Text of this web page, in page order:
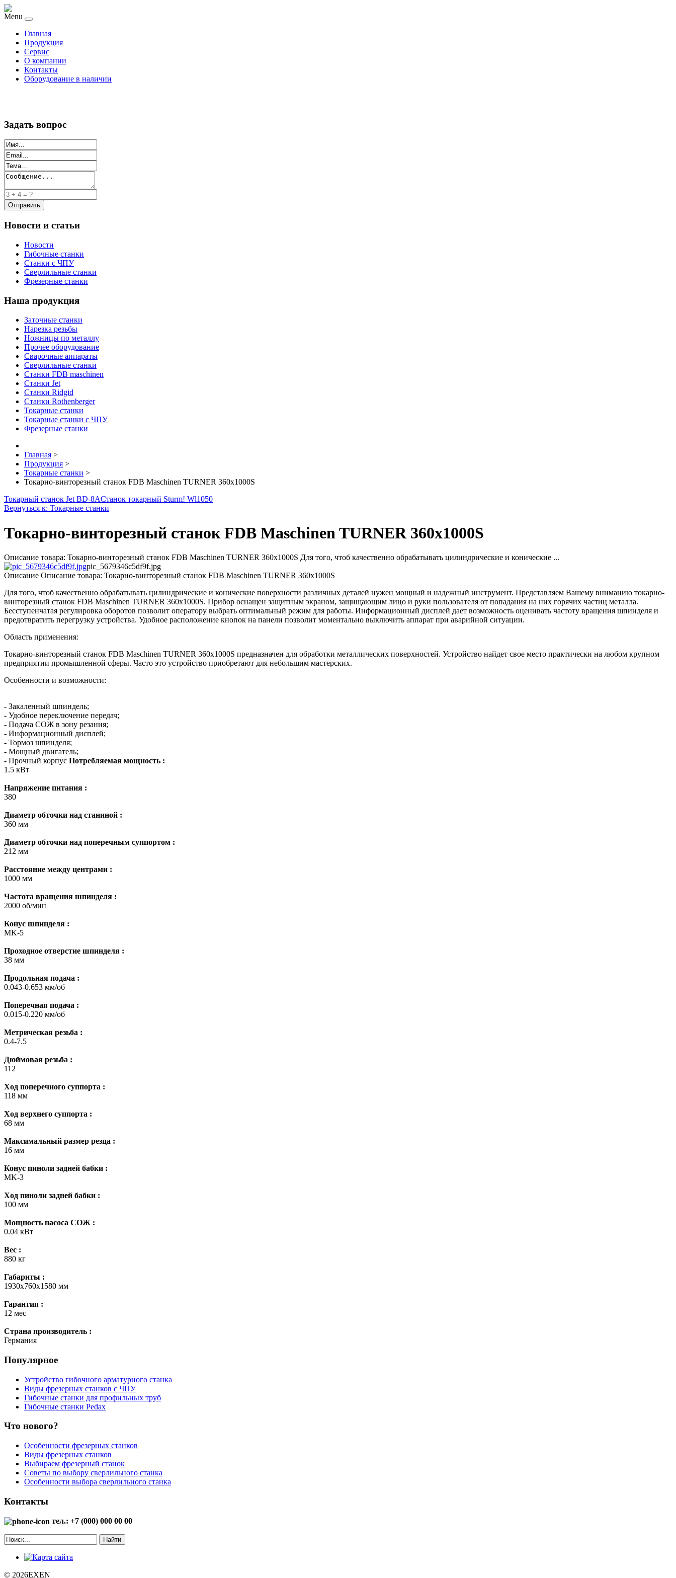
Menu
Главная
Продукция
Сервис
О компании
Контакты
Оборудование в наличии
Задать вопрос
Новости и статьи
Новости
Гибочные станки
Станки с ЧПУ
Сверлильные станки
Фрезерные станки
Наша продукция
Заточные станки
Нарезка резьбы
Ножницы по металлу
Прочее оборудование
Сварочные аппараты
Сверлильные станки
Станки FDB maschinen
Станки Jet
Станки Ridgid
Станки Rothenberger
Токарные станки
Токарные станки с ЧПУ
Фрезерные станки
Главная >
Продукция >
Токарные станки >
Токарно-винторезный станок FDB Maschinen TURNER 360x1000S
Токарный станок Jet BD-8AСтанок токарный Sturm! Wl1050
Вернуться к: Токарные станки
Токарно-винторезный станок FDB Maschinen TURNER 360x1000S
Описание товара: Токарно-винторезный станок FDB Maschinen TURNER 360x1000S Для того, чтоб качественно обрабатывать цилиндрические и конические ...
pic_5679346c5df9f.jpg
Описание Описание товара: Токарно-винторезный станок FDB Maschinen TURNER 360x1000S
Для того, чтоб качественно обрабатывать цилиндрические и конические поверхности различных деталей нужен мощный и надежный инструмент. Представляем Вашему вниманию токарно-
винторезный станок FDB Maschinen TURNER 360x1000S. Прибор оснащен защитным экраном, защищающим лицо и руки пользователя от попадания на них горячих частиц металла.
Бесступенчатая регулировка оборотов позволит оператору выбрать оптимальный режим для работы. Информационный дисплей дает возможность оценивать частоту вращения шпинделя и
предотвратить перегрузку устройства. Удобное расположение кнопок на панели позволит моментально выключить аппарат при аварийной ситуации.
Область применения:
Токарно-винторезный станок FDB Maschinen TURNER 360x1000S предназначен для обработки металлических поверхностей. Устройство найдет свое место практически на любом крупном
предприятии промышленной сферы. Часто это устройство приобретают для небольшим мастерских.
Особенности и возможности:
- Закаленный шпиндель;
- Удобное переключение передач;
- Подача СОЖ в зону резания;
- Информационный дисплей;
- Тормоз шпинделя;
- Мощный двигатель;
- Прочный корпус Потребляемая мощность :
1.5 кВт
Напряжение питания :
380
Диаметр обточки над станиной :
360 мм
Диаметр обточки над поперечным суппортом :
212 мм
Расстояние между центрами :
1000 мм
Частота вращения шпинделя :
2000 об/мин
Конус шпинделя :
MK-5
Проходное отверстие шпинделя :
38 мм
Продольная подача :
0.043-0.653 мм/об
Поперечная подача :
0.015-0.220 мм/об
Метрическая резьба :
0.4-7.5
Дюймовая резьба :
112
Ход поперечного суппорта :
118 мм
Ход верхнего суппорта :
68 мм
Максимальный размер резца :
16 мм
Конус пиноли задней бабки :
MK-3
Ход пиноли задней бабки :
100 мм
Мощность насоса СОЖ :
0.04 кВт
Вес :
880 кг
Габариты :
1930х760х1580 мм
Гарантия :
12 мес
Страна производитель :
Германия
Популярное
Устройство гибочного арматурного станка
Виды фрезерных станков с ЧПУ
Гибочные станки для профильных труб
Гибочные станки Pedax
Что нового?
Особенности фрезерных станков
Виды фрезерных станков
Выбираем фрезерный станок
Советы по выбору сверлильного станка
Особенности выбора сверлильного станка
Контакты
тел.: +7 (000) 000 00 00
Найти
© 2026EXEN